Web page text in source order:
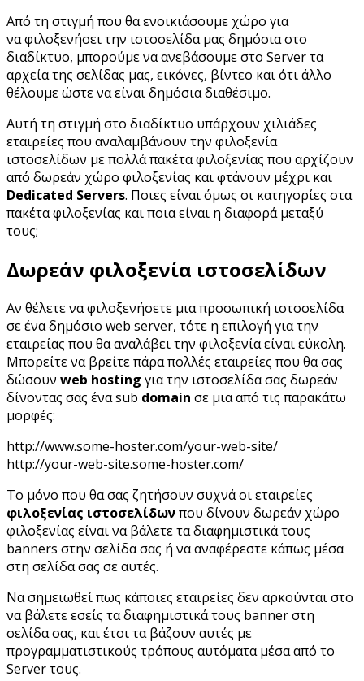
Από τη στιγμή που θα ενοικιάσουμε χώρο για
να φιλοξενήσει την ιστοσελίδα μας δημόσια στο
διαδίκτυο, μπορούμε να ανεβάσουμε στο Server τα
αρχεία της σελίδας μας, εικόνες, βίντεο και ότι άλλο
θέλουμε ώστε να είναι δημόσια διαθέσιμο.
Αυτή τη στιγμή στο διαδίκτυο υπάρχουν χιλιάδες
εταιρείες που αναλαμβάνουν την φιλοξενία
ιστοσελίδων με πολλά πακέτα φιλοξενίας που αρχίζουν
από δωρεάν χώρο φιλοξενίας και φτάνουν μέχρι και
Dedicated Servers. Ποιες είναι όμως οι κατηγορίες στα
πακέτα φιλοξενίας και ποια είναι η διαφορά μεταξύ
τους;
Δωρεάν φιλοξενία ιστοσελίδων
Αν θέλετε να φιλοξενήσετε μια προσωπική ιστοσελίδα
σε ένα δημόσιο web server, τότε η επιλογή για την
εταιρείας που θα αναλάβει την φιλοξενία είναι εύκολη.
Μπορείτε να βρείτε πάρα πολλές εταιρείες που θα σας
δώσουν web hosting για την ιστοσελίδα σας δωρεάν
δίνοντας σας ένα sub domain σε μια από τις παρακάτω
μορφές:
http://www.some-hoster.com/your-web-site/
http://your-web-site.some-hoster.com/
Το μόνο που θα σας ζητήσουν συχνά οι εταιρείες
φιλοξενίας ιστοσελίδωνπου δίνουν δωρεάν χώρο
φιλοξενίας είναι να βάλετε τα διαφημιστικά τους
banners στην σελίδα σας ή να αναφέρεστε κάπως μέσα
στη σελίδα σας σε αυτές.
Να σημειωθεί πως κάποιες εταιρείες δεν αρκούνται στο
να βάλετε εσείς τα διαφημιστικά τους banner στη
σελίδα σας, και έτσι τα βάζουν αυτές με
προγραμματιστικούς τρόπους αυτόματα μέσα από το
Server τους.